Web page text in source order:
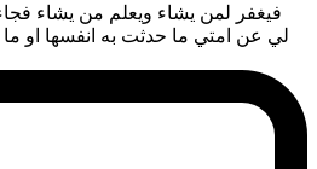
فيغفر لمن يشاء ويعلم من يشاء
لي عن امتي ما حدثت به انفسها او ما